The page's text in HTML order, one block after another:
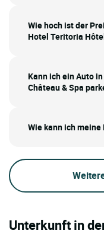
Wie hoch ist der
Hotel Teritoria
Kann ich ein Auto
Château & Spa
Wie kann ich
Unterkunft in